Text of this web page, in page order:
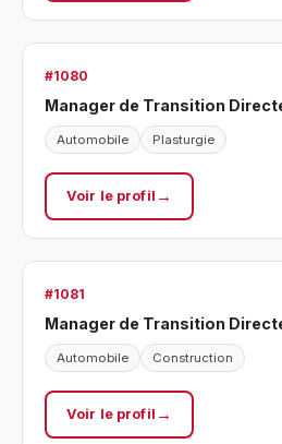
#1080
Manager de Transition
Automobile Plasturgie
Voir le profil
#1081
Manager de Transition
Automobile Construction
Voir le profil